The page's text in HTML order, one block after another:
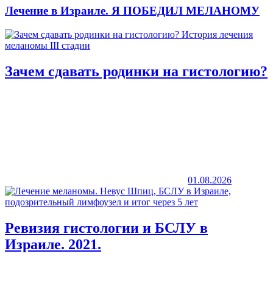
Лечение в Израиле. Я ПОБЕДИЛ МЕЛАНОМУ
Зачем сдавать родинки на гистологию?
01.08.2026
Ревизия гистологии и БСЛУ в
Израиле. 2021.